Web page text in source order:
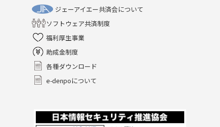
ジェーアイエー共済会について
ソフトウェア共済制度
福利厚生事業
助成金制度
各種ダウンロード
e-denpoについて